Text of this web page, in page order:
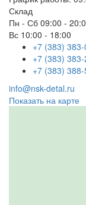
Склад
Пн - Сб 09:00 -
Вс 10:00 - 18:00
+7 (383)
+7 (383)
+7 (383)
info@nsk-detal.ru
Показать на карте